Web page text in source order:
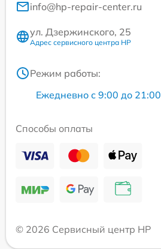
info@hp-repair-center.ru
ул. Дзержинского, 25
Адрес сервисного центра HP
Режим работы:
Ежедневно с 9:00 до 21:00
Способы оплаты
© 2026 Сервисный центр HP